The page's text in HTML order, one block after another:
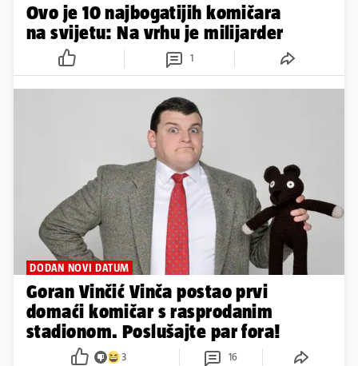
Ovo je 10 najbogatijih komičara
na svijetu: Na vrhu je milijarder
1
DODAN NOVI DATUM
Goran Vinčić Vinča postao prvi
domaći komičar s rasprodanim
stadionom. Poslušajte par fora!
3 16